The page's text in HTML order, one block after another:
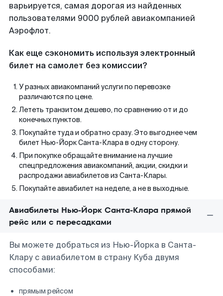
варьируется, самая дорогая из найденных
пользователями 9000 рублей авиакомпанией
Аэрофлот.
Как еще сэкономить используя электронный
билет на самолет без комиссии?
У разных авиакомпаний услуги по перевозке
различаются по цене.
Лететь транзитом дешево, по сравнению от и до
конечных пунктов.
Покупайте туда и обратно сразу. Это выгоднее чем
билет Нью-Йорк Санта-Клара в одну сторону.
При покупке обращайте внимание на лучшие
спецпредложения авиакомпаний, акции, скидки и
распродажи авиабилетов из Санта-Клары.
Покупайте авиабилет на неделе, а не в выходные.
Авиабилеты Нью-Йорк Санта-Клара прямой
рейс или с пересадками
Вы можете добраться из Нью-Йорка в Санта-
Клару с авиабилетом в страну Куба двумя
способами:
прямым рейсом